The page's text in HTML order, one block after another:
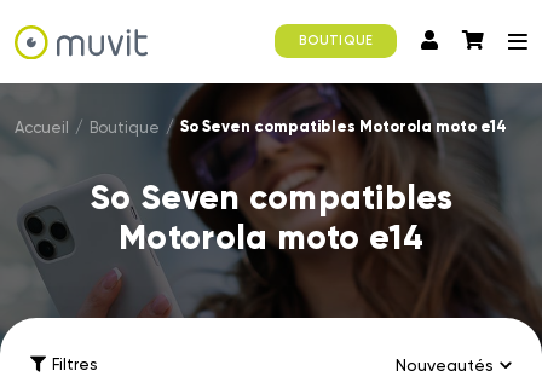
BOUTIQUE
Accueil / Boutique / So Seven compatibles Motorola moto e14
So Seven compatibles
Motorola moto e14
Filtres